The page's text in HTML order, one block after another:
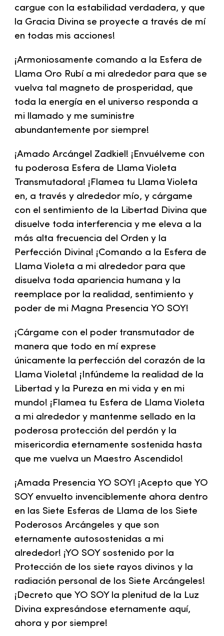
cargue con la estabilidad verdadera, y que
la Gracia Divina se proyecte a través de mí
en todas mis acciones!
¡Armoniosamente comando a la Esfera de
Llama Oro Rubí a mi alrededor para que se
vuelva tal magneto de prosperidad, que
toda la energía en el universo responda a
mi llamado y me suministre
abundantemente por siempre!
¡Amado Arcángel Zadkiel! ¡Envuélveme con
tu poderosa Esfera de Llama Violeta
Transmutadora! ¡Flamea tu Llama Violeta
en, a través y alrededor mío, y cárgame
con el sentimiento de la Libertad Divina que
disuelve toda interferencia y me eleva a la
más alta frecuencia del Orden y la
Perfección Divina! ¡Comando a la Esfera de
Llama Violeta a mi alrededor para que
disuelva toda apariencia humana y la
reemplace por la realidad, sentimiento y
poder de mi Magna Presencia YO SOY!
¡Cárgame con el poder transmutador de
manera que todo en mí exprese
únicamente la perfección del corazón de la
Llama Violeta! ¡Infúndeme la realidad de la
Libertad y la Pureza en mi vida y en mi
mundo! ¡Flamea tu Esfera de Llama Violeta
a mi alrededor y mantenme sellado en la
poderosa protección del perdón y la
misericordia eternamente sostenida hasta
que me vuelva un Maestro Ascendido!
¡Amada Presencia YO SOY! ¡Acepto que YO
SOY envuelto invenciblemente ahora dentro
en las Siete Esferas de Llama de los Siete
Poderosos Arcángeles y que son
eternamente autosostenidas a mi
alrededor! ¡YO SOY sostenido por la
Protección de los siete rayos divinos y la
radiación personal de los Siete Arcángeles!
¡Decreto que YO SOY la plenitud de la Luz
Divina expresándose eternamente aquí,
ahora y por siempre!